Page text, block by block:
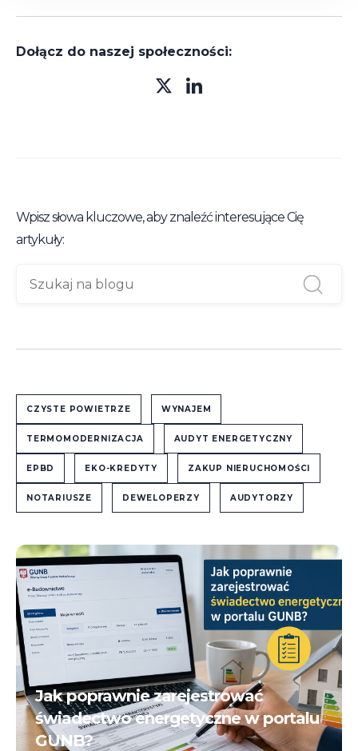
Dołącz do naszej społeczności:
Wpisz słowa kluczowe, aby znaleźć interesujące Cię
artykuły:
CZYSTE POWIETRZE WYNAJEM
TERMOMODERNIZACJA AUDYT ENERGETYCZNY
EPBD EKO-KREDYTY ZAKUP NIERUCHOMOŚCI
NOTARIUSZE DEWELOPERZY AUDYTORZY
Jak poprawnie zarejestrować
świadectwo energetyczne w portalu
GUNB?